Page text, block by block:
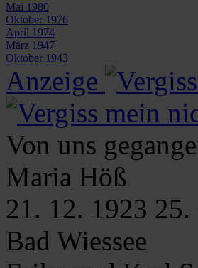
Mai 1980
Oktober 1976
April 1974
März 1947
Oktober 1943
Anzeige
Von uns
Maria Höß
21. 12. 1923 25.
Bad Wiessee